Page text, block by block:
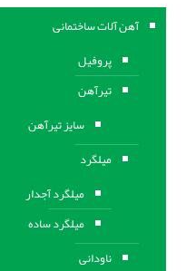
آهن آلات ساختمانی
پروفیل
تیرآهن
سایز تیرآهن
میلگرد
میلگرد آجدار
میلگرد ساده
ناودانی